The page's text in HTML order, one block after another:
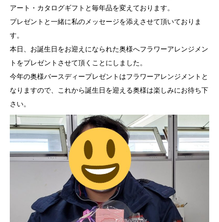
アート・カタログギフトと毎年品を変えております。
プレゼントと一緒に私のメッセージを添えさせて頂いておりま
す。
本日、お誕生日をお迎えになられた奥様へフラワーアレンジメン
トをプレゼントさせて頂くことにしました。
今年の奥様バースディープレゼントはフラワーアレンジメントと
なりますので、これから誕生日を迎える奥様は楽しみにお待ち下
さい。